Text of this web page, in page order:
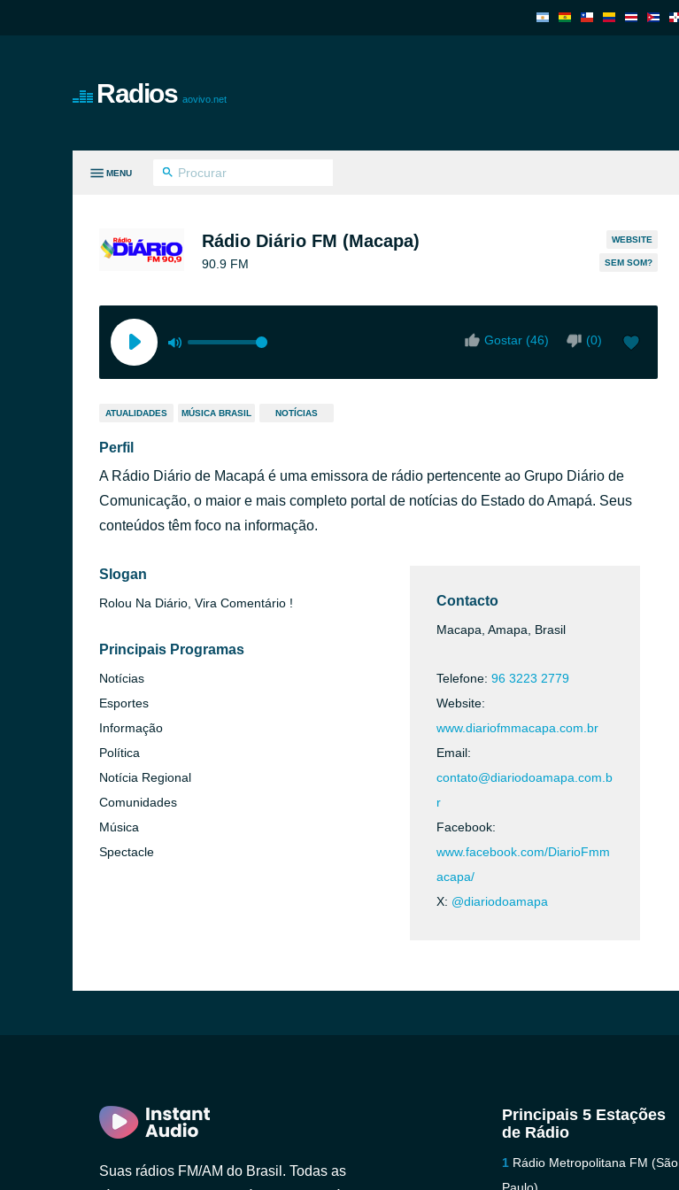
Radios aovivo.net
MENU
Rádio Diário FM (Macapa)
90.9 FM
WEBSITE
SEM SOM?
Gostar (46) (0)
ATUALIDADES MÚSICA BRASIL NOTÍCIAS
Perfil
A Rádio Diário de Macapá é uma emissora de rádio pertencente ao Grupo Diário de
Comunicação, o maior e mais completo portal de notícias do Estado do Amapá. Seus
conteúdos têm foco na informação.
Slogan
Rolou Na Diário, Vira Comentário !
Principais Programas
Notícias
Esportes
Informação
Política
Notícia Regional
Comunidades
Música
Spectacle
Contacto
Macapa, Amapa, Brasil
Telefone: 96 3223 2779
Website:
www.diariofmmacapa.com.br
Email:
contato@diariodoamapa.com.b
r
Facebook:
www.facebook.com/DiarioFmm
acapa/
X: @diariodoamapa
Suas rádios FM/AM do Brasil. Todas as
Principais 5 Estações
de Rádio
Rádio Metropolitana FM (São